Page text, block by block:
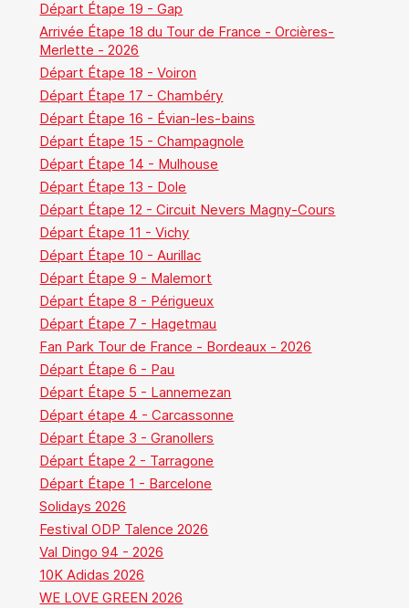
Départ Étape 19 - Gap
Arrivée Étape 18 du Tour de France - Orcières-
Merlette - 2026
Départ Étape 18 - Voiron
Départ Étape 17 - Chambéry
Départ Étape 16 - Évian-les-bains
Départ Étape 15 - Champagnole
Départ Étape 14 - Mulhouse
Départ Étape 13 - Dole
Départ Étape 12 - Circuit Nevers Magny-Cours
Départ Étape 11 - Vichy
Départ Étape 10 - Aurillac
Départ Étape 9 - Malemort
Départ Étape 8 - Périgueux
Départ Étape 7 - Hagetmau
Fan Park Tour de France - Bordeaux - 2026
Départ Étape 6 - Pau
Départ Étape 5 - Lannemezan
Départ étape 4 - Carcassonne
Départ Étape 3 - Granollers
Départ Étape 2 - Tarragone
Départ Étape 1 - Barcelone
Solidays 2026
Festival ODP Talence 2026
Val Dingo 94 - 2026
10K Adidas 2026
WE LOVE GREEN 2026